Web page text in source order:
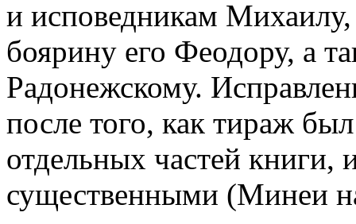
и исповедникам
боярину его Феодору, а
Радонежскому.
после того, как тираж
отдельных частей книги,
существенными (Минеи